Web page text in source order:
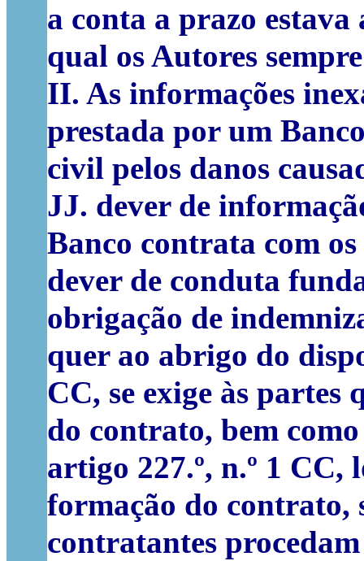
a conta a prazo
qual os Autores
II. As informações
prestada por um
civil pelos danos
JJ. dever de
Banco contrata com
dever de conduta
obrigação de
quer ao abrigo do
CC, se exige às partes
do contrato, bem
artigo 227.º, n.º 1 CC,
formação do contrato,
contratantes